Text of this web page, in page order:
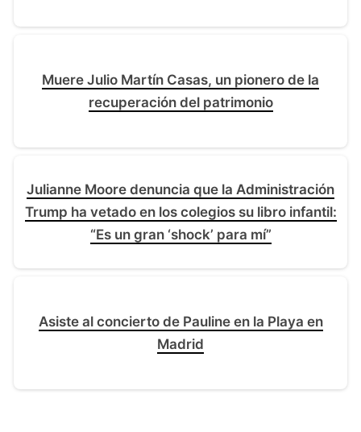
Muere Julio Martín Casas, un pionero de la
recuperación del patrimonio
Julianne Moore denuncia que la Administración
Trump ha vetado en los colegios su libro infantil:
“Es un gran ‘shock’ para mí”
Asiste al concierto de Pauline en la Playa en
Madrid